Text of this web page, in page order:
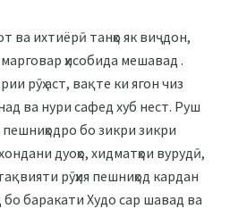
ва ихтиёрӣ танҳо як виҷдон,
марговар ҳисобида мешавад .
рӯҳ аст, вақте ки ягон чиз
ва нури сафед хуб нест. Руш
бо зикри зикри
дуоҳо, хидматҳои вурудӣ,
рӯҳия пешниҳод кардан
баракати Худо сар шавад ва